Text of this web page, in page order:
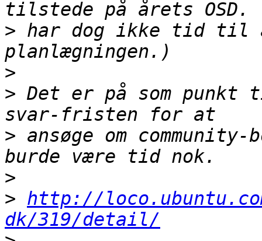
> har dog ikke tid til
>
> Det er på som punkt
> ansøge om
>
> http://
dk/319/detail/